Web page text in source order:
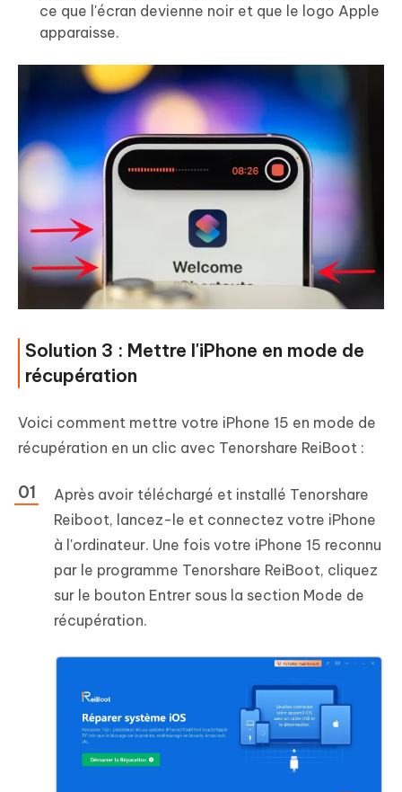
ce que l'écran devienne noir et que le logo Apple
apparaisse.
Solution 3 : Mettre l'iPhone en mode de
récupération
Voici comment mettre votre iPhone 15 en mode de
récupération en un clic avec Tenorshare ReiBoot :
Après avoir téléchargé et installé Tenorshare
Reiboot, lancez-le et connectez votre iPhone
à l'ordinateur. Une fois votre iPhone 15 reconnu
par le programme Tenorshare ReiBoot, cliquez
sur le bouton Entrer sous la section Mode de
récupération.